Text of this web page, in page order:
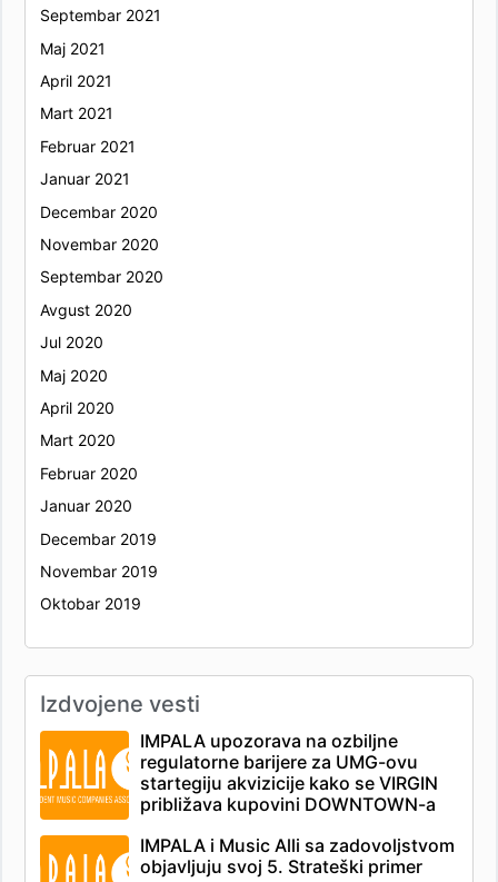
Septembar 2021
Maj 2021
April 2021
Mart 2021
Februar 2021
Januar 2021
Decembar 2020
Novembar 2020
Septembar 2020
Avgust 2020
Jul 2020
Maj 2020
April 2020
Mart 2020
Februar 2020
Januar 2020
Decembar 2019
Novembar 2019
Oktobar 2019
Izdvojene vesti
IMPALA upozorava na ozbiljne
regulatorne barijere za UMG-ovu
startegiju akvizicije kako se VIRGIN
približava kupovini DOWNTOWN-a
IMPALA i Music Alli sa zadovoljstvom
objavljuju svoj 5. Strateški primer